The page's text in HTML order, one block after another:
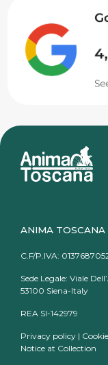
ANIMA TOSCANA
C.F/P.IVA:
Sede Legale: Viale
53100 Siena-Italy
REA SI-142979
Privacy policy |
Notice at Collection